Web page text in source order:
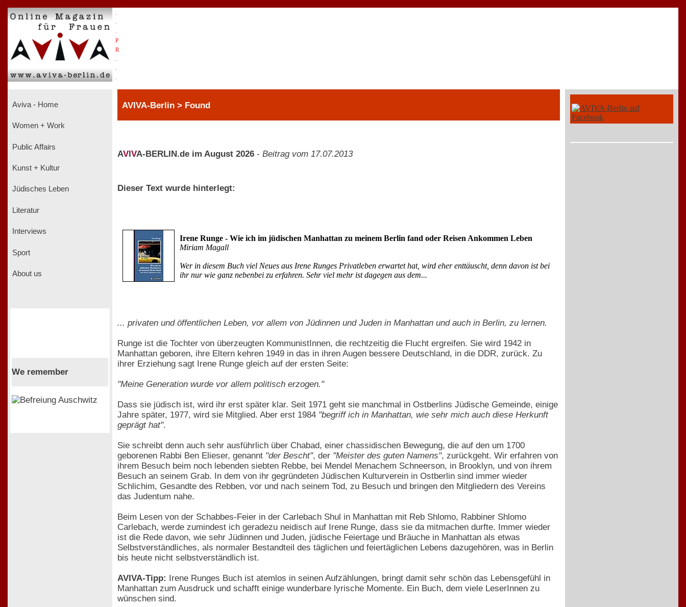
P
R
Aviva - Home
Women + Work
Public Affairs
Kunst + Kultur
Jüdisches Leben
Literatur
Interviews
Sport
About us
We remember
AVIVA-Berlin > Found
AV VA-BERLIN.de im August 2026 - Beitrag vom 17.07.2013
Dieser Text wurde hinterlegt:
Irene Runge - Wie ich im jüdischen Manhattan zu meinem Berlin fand oder Reisen Ankommen Leben
Miriam Magall
Wer in diesem Buch viel Neues aus Irene Runges Privatleben erwartet hat, wird eher enttäuscht, denn davon ist bei
ihr nur wie ganz nebenbei zu erfahren. Sehr viel mehr ist dagegen aus dem...
... privaten und öffentlichen Leben, vor allem von Jüdinnen und Juden in Manhattan und auch in Berlin, zu lernen.
Runge ist die Tochter von überzeugten KommunistInnen, die rechtzeitig die Flucht ergreifen. Sie wird 1942 in
Manhattan geboren, ihre Eltern kehren 1949 in das in ihren Augen bessere Deutschland, in die DDR, zurück. Zu
ihrer Erziehung sagt Irene Runge gleich auf der ersten Seite:
"Meine Generation wurde vor allem politisch erzogen."
Dass sie jüdisch ist, wird ihr erst später klar. Seit 1971 geht sie manchmal in Ostberlins Jüdische Gemeinde, einige
Jahre später, 1977, wird sie Mitglied. Aber erst 1984 "begriff ich in Manhattan, wie sehr mich auch diese Herkunft
geprägt hat".
Sie schreibt denn auch sehr ausführlich über Chabad, einer chassidischen Bewegung, die auf den um 1700
geborenen Rabbi Ben Elieser, genannt "der Bescht", der "Meister des guten Namens", zurückgeht. Wir erfahren von
ihrem Besuch beim noch lebenden siebten Rebbe, bei Mendel Menachem Schneerson, in Brooklyn, und von ihrem
Besuch an seinem Grab. In dem von ihr gegründeten Jüdischen Kulturverein in Ostberlin sind immer wieder
Schlichim, Gesandte des Rebben, vor und nach seinem Tod, zu Besuch und bringen den Mitgliedern des Vereins
das Judentum nahe.
Beim Lesen von der Schabbes-Feier in der Carlebach Shul in Manhattan mit Reb Shlomo, Rabbiner Shlomo
Carlebach, werde zumindest ich geradezu neidisch auf Irene Runge, dass sie da mitmachen durfte. Immer wieder
ist die Rede davon, wie sehr Jüdinnen und Juden, jüdische Feiertage und Bräuche in Manhattan als etwas
Selbstverständliches, als normaler Bestandteil des täglichen und feiertäglichen Lebens dazugehören, was in Berlin
bis heute nicht selbstverständlich ist.
AVIVA-Tipp: Irene Runges Buch ist atemlos in seinen Aufzählungen, bringt damit sehr schön das Lebensgefühl in
Manhattan zum Ausdruck und schafft einige wunderbare lyrische Momente. Ein Buch, dem viele LeserInnen zu
wünschen sind.